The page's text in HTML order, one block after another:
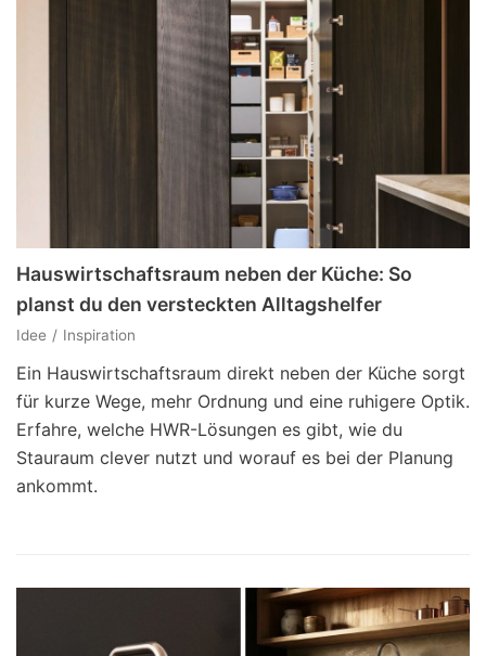
Hauswirtschaftsraum neben der Küche: So
planst du den versteckten Alltagshelfer
Idee Inspiration
Ein Hauswirtschaftsraum direkt neben der Küche sorgt
für kurze Wege, mehr Ordnung und eine ruhigere Optik.
Erfahre, welche HWR-Lösungen es gibt, wie du
Stauraum clever nutzt und worauf es bei der Planung
ankommt.